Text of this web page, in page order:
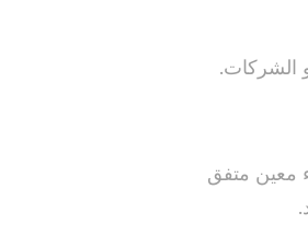
الشركات.
معين متفق